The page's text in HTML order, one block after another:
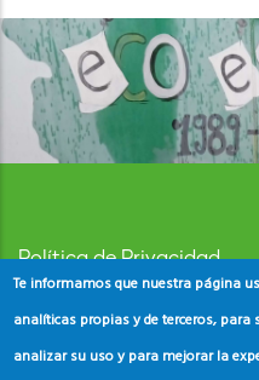
Política de Privacidad
Aviso Legal
Política de Cookies
Te informamos que nuestra página
analíticas propias y de terceros,
analizar su uso y para mejorar la